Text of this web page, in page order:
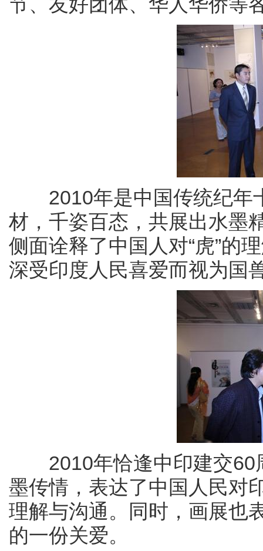
2010年是中国传统纪年
材，千姿百态，共展出水墨
侧面诠释了中国人对“虎”的
深受印度人民喜爱而视为国
2010年恰逢中印建交60
墨传情，表达了中国人民对
理解与沟通。同时，画展也
的一份关爱。